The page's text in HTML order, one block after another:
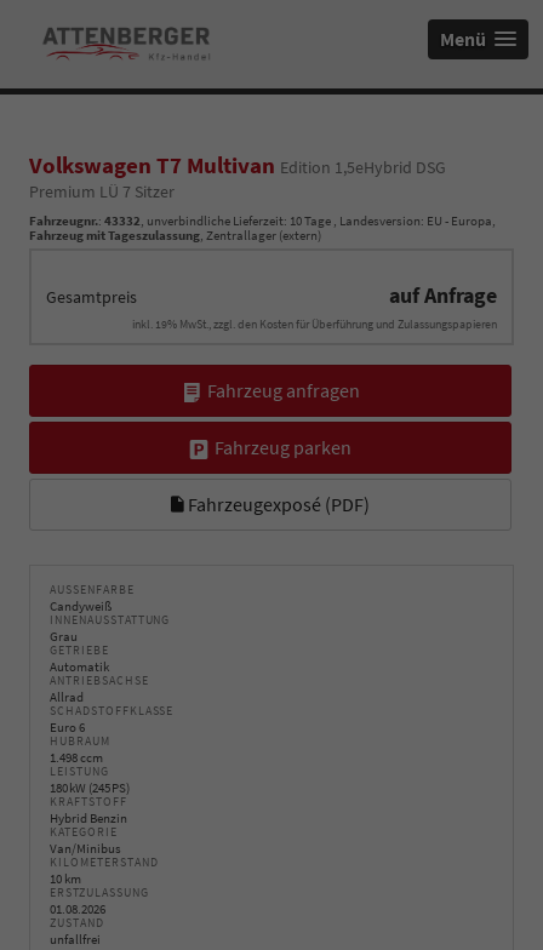
Menü
Volkswagen T7 Multivan Edition 1,5eHybrid DSG
Premium LÜ 7 Sitzer
Fahrzeugnr.: 43332, unverbindliche Lieferzeit: 10 Tage , Landesversion: EU - Europa,
Fahrzeug mit Tageszulassung, Zentrallager (extern)
Gesamtpreis auf Anfrage
inkl. 19% MwSt., zzgl. den Kosten für Überführung und Zulassungspapieren
Fahrzeug anfragen
Fahrzeug parken
Fahrzeugexposé (PDF)
AUSSENFARBE
Candyweiß
INNENAUSSTATTUNG
Grau
GETRIEBE
Automatik
ANTRIEBSACHSE
Allrad
SCHADSTOFFKLASSE
Euro 6
HUBRAUM
1.498 ccm
LEISTUNG
180 kW (245 PS)
KRAFTSTOFF
Hybrid Benzin
KATEGORIE
Van/Minibus
KILOMETERSTAND
10 km
ERSTZULASSUNG
01.08.2026
ZUSTAND
unfallfrei